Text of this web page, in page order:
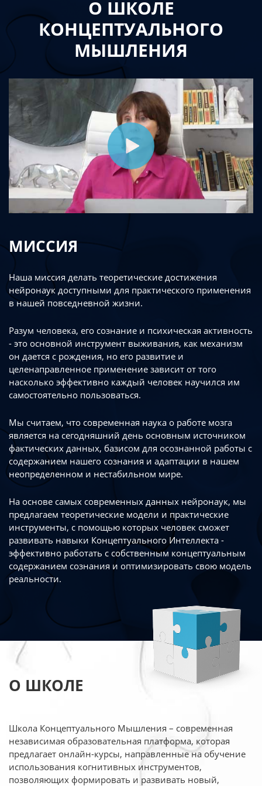
О ШКОЛЕ
КОНЦЕПТУАЛЬНОГО
МЫШЛЕНИЯ
МИССИЯ
Наша миссия делать теоретические достижения
нейронаук доступными для практического применения
в нашей повседневной жизни.
Разум человека, его сознание и психическая активность
- это основной инструмент выживания, как механизм
он дается с рождения, но его развитие и
целенаправленное применение зависит от того
насколько эффективно каждый человек научился им
самостоятельно пользоваться.
Мы считаем, что современная наука о работе мозга
является на сегодняшний день основным источником
фактических данных, базисом для осознанной работы с
содержанием нашего сознания и адаптации в нашем
неопределенном и нестабильном мире.
На основе самых современных данных нейронаук, мы
предлагаем теоретические модели и практические
инструменты, с помощью которых человек сможет
развивать навыки Концептуального Интеллекта -
эффективно работать с собственным концептуальным
содержанием сознания и оптимизировать свою модель
реальности.
О ШКОЛЕ
Школа Концептуального Мышления – современная
независимая образовательная платформа, которая
предлагает онлайн-курсы, направленные на обучение
использования когнитивных инструментов,
позволяющих формировать и развивать новый,